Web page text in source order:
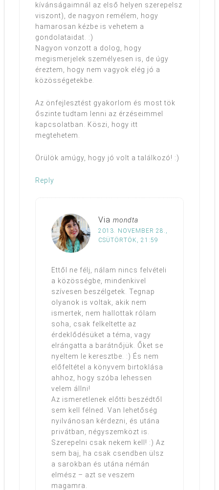
kívánságaimnál az első helyen szerepelsz
viszont), de nagyon remélem, hogy
hamarosan kézbe is vehetem a
gondolataidat. :)
Nagyon vonzott a dolog, hogy
megismerjelek személyesen is, de úgy
éreztem, hogy nem vagyok elég jó a
közösségetekbe.
Az önfejlesztést gyakorlom és most tök
őszinte tudtam lenni az érzéseimmel
kapcsolatban. Köszi, hogy itt
megtehetem.
Örülök amúgy, hogy jó volt a találkozó! :)
Reply
Via mondta
2013. NOVEMBER 28.,
CSÜTÖRTÖK, 21:59
Ettől ne félj, nálam nincs felvételi
a közösségbe, mindenkivel
szívesen beszélgetek. Tegnap
olyanok is voltak, akik nem
ismertek, nem hallottak rólam
soha, csak felkeltette az
érdeklődésüket a téma, vagy
elrángatta a barátnőjük. Őket se
nyeltem le keresztbe. :) És nem
előfeltétel a könyvem birtoklása
ahhoz, hogy szóba lehessen
velem állni!
Az ismeretlenek előtti beszédtől
sem kell félned. Van lehetőség
nyilvánosan kérdezni, és utána
privátban, négyszemközt is.
Szerepelni csak nekem kell! :) Az
sem baj, ha csak csendben ülsz
a sarokban és utána némán
elmész – azt se veszem
magamra.